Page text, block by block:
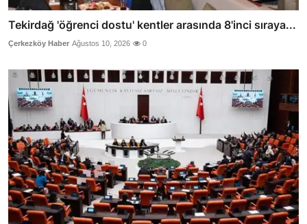
Tekirdağ 'öğrenci dostu' kentler arasında 8'inci sıraya...
Çerkezköy Haber Ağustos 10, 2026 0